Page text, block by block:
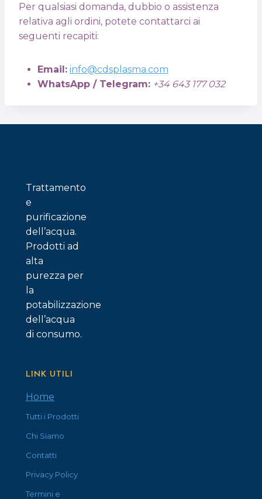
Per qualsiasi domanda, dubbio o assistenza
relativa agli ordini, potete contattarci ai
seguenti recapiti:
Email: info@cdsplasma.com
WhatsApp / Telegram: +34 643 177 032
Trattamento
e
purificazione
dell’acqua.
Prodotti ad
alta
purezza per
la
potabilizzazione
dell’acqua
di consumo.
LINK UTILI
Home
Tutti i Prodotti
Chi Siamo
Contatti
Privacy Policy
Termini e